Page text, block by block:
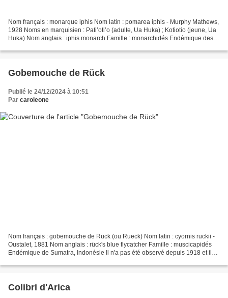
Nom français : monarque iphis Nom latin : pomarea iphis - Murphy Mathews,
1928 Noms en marquisien : Pati’oti’o (adulte, Ua Huka) ; Kotiotio (jeune, Ua
Huka) Nom anglais : iphis monarch Famille : monarchidés Endémique des
Gobemouche de Rück
Publié le 24/12/2024 à 10:51
Par caroleone
Nom français : gobemouche de Rück (ou Rueck) Nom latin : cyornis ruckii -
Oustalet, 1881 Nom anglais : rück's blue flycatcher Famille : muscicapidés
Endémique de Sumatra, Indonésie Il n'a pas été observé depuis 1918 et il
Colibri d'Arica